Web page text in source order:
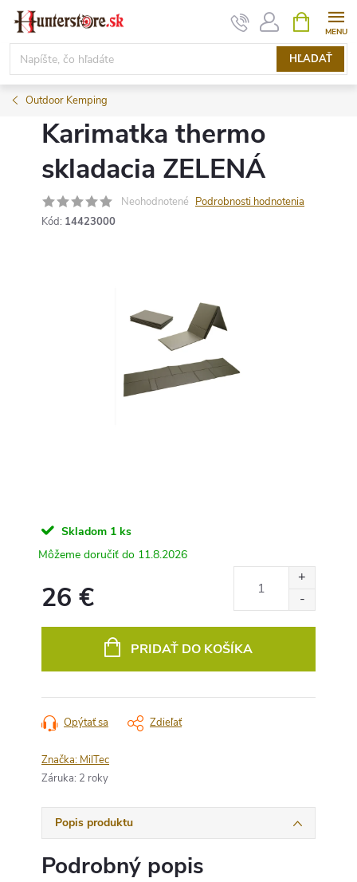
Prejsť
obsah
HĽADAŤ
KOŠÍK
Outdoor Kemping
Karimatka thermo
skladacia ZELENÁ
Neohodnotené Podrobnosti hodnotenia
Kód: 14423000
Skladom 1 ks
11.8.2026
26 €
PRIDAŤ DO KOŠÍKA
Opýtať sa Zdieľať
Značka: MilTec
Záruka: 2 roky
Popis produktu
Podrobný popis